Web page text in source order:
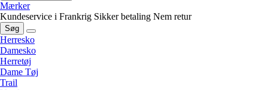
Mærker
Kundeservice i Frankrig Sikker betaling Nem retur
Søg
Herresko
Damesko
Herretøj
Dame Tøj
Trail